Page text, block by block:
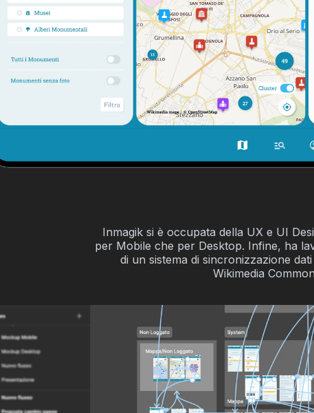
Inmagik si è occupata della UX e UI
per Mobile che per Desktop. Infine, ha
di un sistema di sincronizzazione
Wikimedia